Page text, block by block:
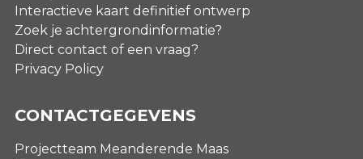
Interactieve kaart definitief ontwerp
Zoek je achtergrondinformatie?
Direct contact of een vraag?
Privacy Policy
CONTACTGEGEVENS
Projectteam Meanderende Maas